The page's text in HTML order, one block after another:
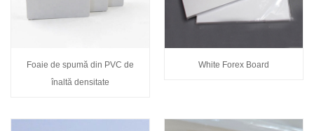
Foaie de spumă din PVC de
înaltă densitate
White Forex Board